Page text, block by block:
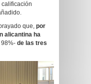
que, por
alicantina ha
de las tres